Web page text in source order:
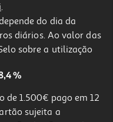
1l (sdr)
.
do dia da
diários. Ao valor das
sobre a utilização
%
de 1.500€ pago em 12
sujeita a